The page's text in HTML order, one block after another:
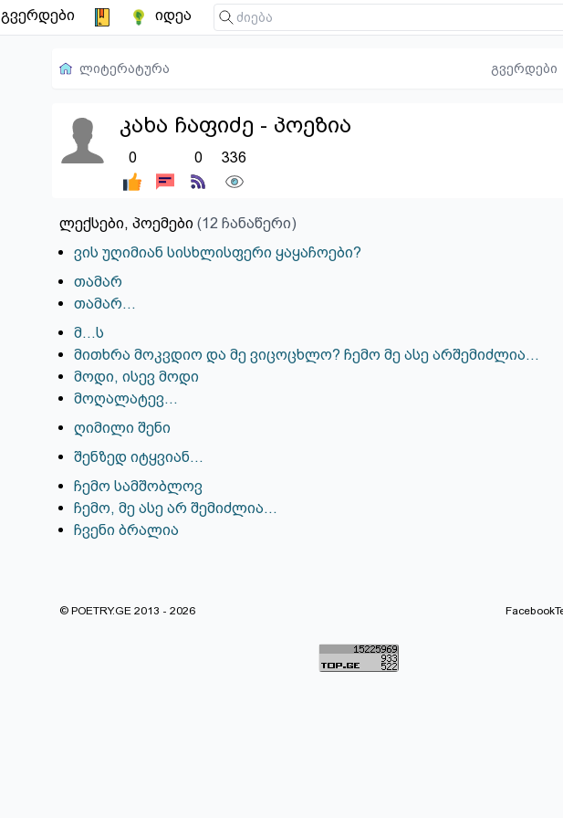
გვერდები იდეა
ლიტერატურა გვერდები
კახა ჩაფიძე - პოეზია
0 0 336
ლექსები, პოემები (12 ჩანაწერი)
ვის უღიმიან სისხლისფერი ყაყაჩოები?
თამარ
თამარ...
მ...ს
მითხრა მოკვდიო და მე ვიცოცხლო? ჩემო მე ასე არშემიძლია...
მოდი, ისევ მოდი
მოღალატევ...
ღიმილი შენი
შენზედ იტყვიან...
ჩემო სამშობლოვ
ჩემო, მე ასე არ შემიძლია...
ჩვენი ბრალია
© POETRY.GE 2013 - 2026 Facebook